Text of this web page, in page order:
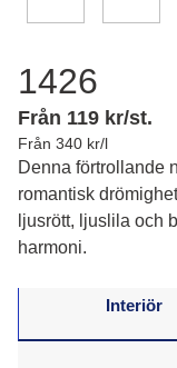
1426
Från 119 kr/st.
Från 340 kr/l
Denna förtrollande
romantisk
ljusrött, ljuslila och
harmoni.
Interiör